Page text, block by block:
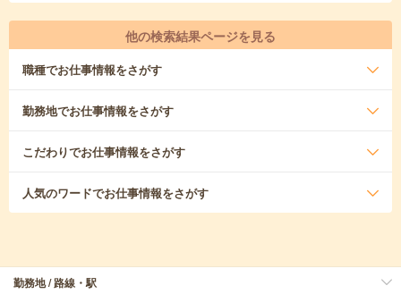
他の検索結果ページを見る
職種でお仕事情報をさがす
勤務地でお仕事情報をさがす
こだわりでお仕事情報をさがす
人気のワードでお仕事情報をさがす
勤務地 / 路線・駅